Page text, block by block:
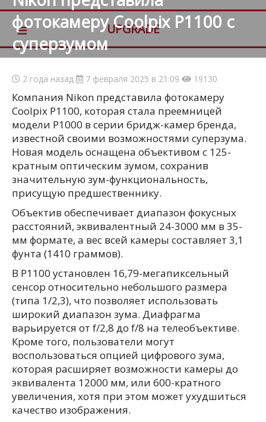
≡ UPGRADE
фотокамеру Coolpix P1100 с
суперзумом
2 года назад 7 февраля 2025 в 21:09 19130
Компания Nikon представила фотокамеру
Coolpix P1100, которая стала преемницей
модели P1000 в серии бридж-камер бренда,
известной своими возможностями суперзума.
Новая модель оснащена объективом с 125-
кратным оптическим зумом, сохранив
значительную зум-функциональность,
присущую предшественнику.
Объектив обеспечивает диапазон фокусных
расстояний, эквивалентный 24-3000 мм в 35-
мм формате, а вес всей камеры составляет 3,1
фунта (1410 граммов).
В P1100 установлен 16,79-мегапиксельный
сенсор относительно небольшого размера
(типа 1/2,3), что позволяет использовать
широкий диапазон зума. Диафрагма
варьируется от f/2,8 до f/8 на телеобъективе.
Кроме того, пользователи могут
воспользоваться опцией цифрового зума,
которая расширяет возможности камеры до
эквивалента 12000 мм, или 600-кратного
увеличения, хотя при этом может ухудшиться
качество изображения.